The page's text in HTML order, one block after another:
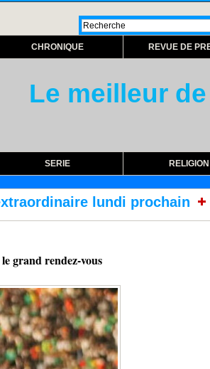
CHRONIQUE REVUE DE
Le meilleur
SERIE RELIGION
prochain RÉFORME
grand rendez-vous